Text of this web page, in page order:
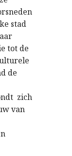
stad
tot de
de
 zich
van